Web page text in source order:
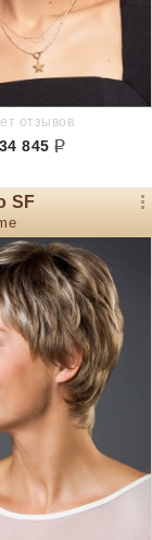
отзывов
34 845
SF